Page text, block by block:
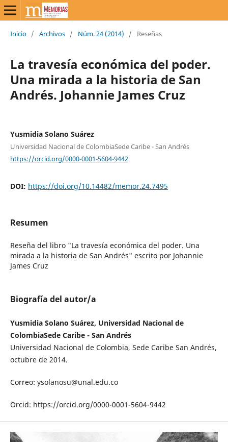
Inicio / Archivos / Núm. 24 (2014) / Reseñas
La travesía económica del poder.
Una mirada a la historia de San
Andrés. Johannie James Cruz
Yusmidia Solano Suárez
Universidad Nacional de ColombiaSede Caribe - San Andrés
https://orcid.org/0000-0001-5604-9442
DOI: https://doi.org/10.14482/memor.24.7495
Resumen
Reseña del libro "La travesía económica del poder. Una
mirada a la historia de San Andrés" escrito por Johannie
James Cruz
Biografía del autor/a
Yusmidia Solano Suárez, Universidad Nacional de
ColombiaSede Caribe - San Andrés
Universidad Nacional de Colombia, Sede Caribe San Andrés,
octubre de 2014.
Correo: ysolanosu@unal.edu.co
Orcid: https://orcid.org/0000-0001-5604-9442